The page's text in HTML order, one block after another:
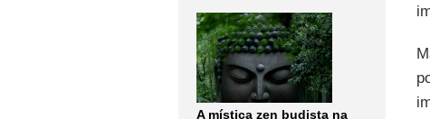
A mística zen budista na